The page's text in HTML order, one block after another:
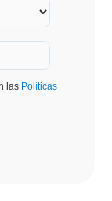
las Políticas